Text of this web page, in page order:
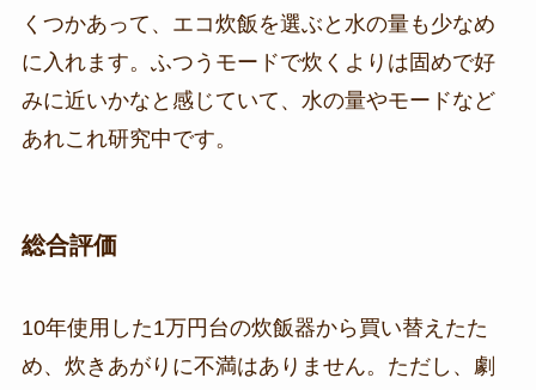
くつかあって、エコ炊飯を選ぶと水の量も少なめ
に入れます。ふつうモードで炊くよりは固めで好
みに近いかなと感じていて、水の量やモードなど
あれこれ研究中です。
総合評価
10年使用した1万円台の炊飯器から買い替えたた
め、炊きあがりに不満はありません。ただし、劇